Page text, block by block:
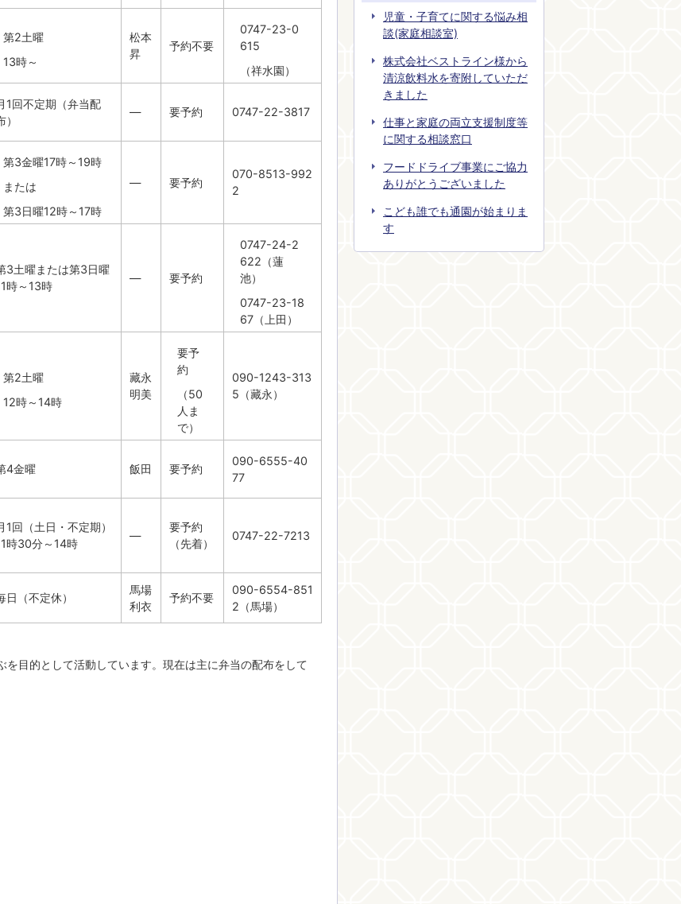
第2土曜
13時～
松本
昇
予約不要
0747-23-0
615
（祥水園）
1回不定期（弁当配
）
― 要予約 0747-22-3817
第3金曜17時～19時
または
第3日曜12時～17時
― 要予約
070-8513-992
2
3土曜または第3日曜
時～13時
― 要予約
0747-24-2
622（蓮
池）
0747-23-18
67（上田）
第2土曜
12時～14時
藏永
明美
要予
約
（50
人ま
で）
090-1243-313
5（藏永）
4金曜 飯田 要予約
090-6555-40
77
1回（土日・不定期）
時30分～14時
―
要予約
（先着）
0747-22-7213
日（不定休）
馬場
利衣
予約不要
090-6554-851
2（馬場）
目的として活動しています。現在は主に弁当の配布をして
児童・子育てに関する悩み相
談(家庭相談室)
株式会社ベストライン様から
清涼飲料水を寄附していただ
きました
仕事と家庭の両立支援制度等
に関する相談窓口
フードドライブ事業にご協力
ありがとうございました
こども誰でも通園が始まりま
す